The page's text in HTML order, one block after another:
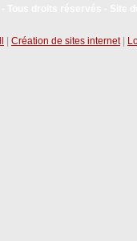
Création de sites internet|